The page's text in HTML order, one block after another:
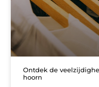
Ontdek de
hoorn